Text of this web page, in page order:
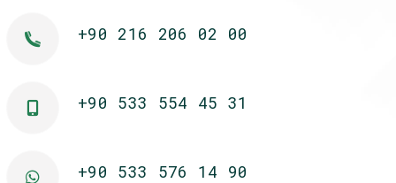
+90 216 206 02 00
+90 533 554 45 31
+90 533 576 14 90